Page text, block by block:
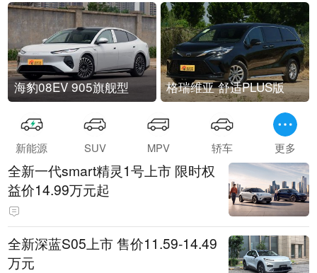
海豹08EV 905旗舰型 格瑞维亚 舒适PLUS版
新能源 SUV MPV 轿车 更多
全新一代smart精灵1号上市 限时权
益价14.99万元起
全新深蓝S05上市 售价11.59-14.49
万元